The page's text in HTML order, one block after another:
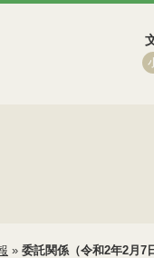
» 委託関係（令和2年2月7